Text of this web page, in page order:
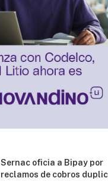
Sernac oficia a Bipay por
reclamos de cobros